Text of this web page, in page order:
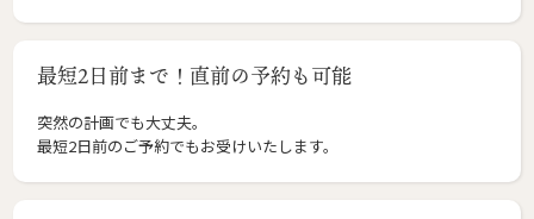
最短2日前まで！直前の予約も可能
突然の計画でも大丈夫。
最短2日前のご予約でもお受けいたします。